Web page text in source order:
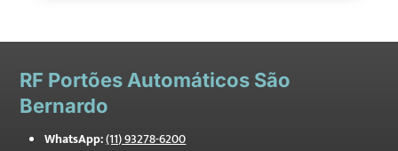
RF Portões Automáticos São
Bernardo
WhatsApp:(11) 93278-6200